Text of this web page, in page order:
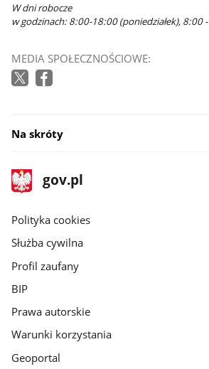
W dni robocze
w godzinach: 8:00-18:00 (poniedziałek), 8:00
MEDIA SPOŁECZNOŚCIOWE:
Na skróty
stopka
gov.pl
Strona
gov.pl
gov.pl
Polityka cookies
Służba cywilna
Profil zaufany
BIP
Prawa autorskie
Warunki korzystania
Geoportal